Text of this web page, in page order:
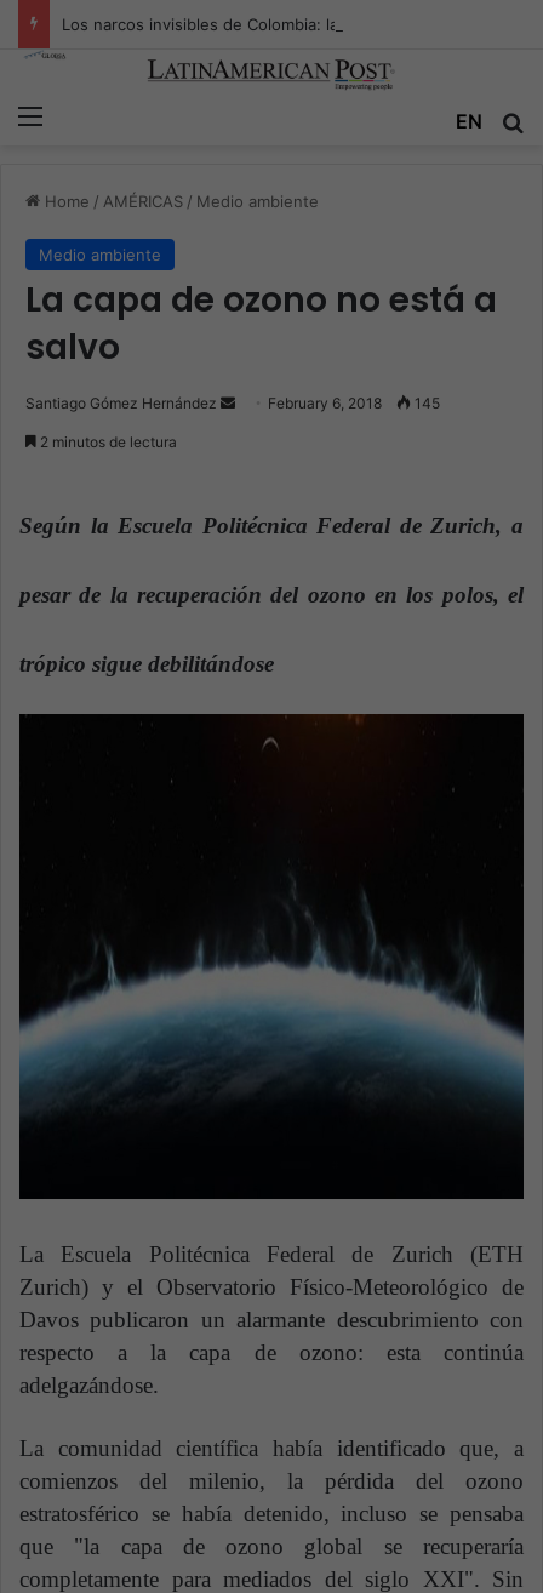
EN
Home / AMÉRICAS / Medio ambiente
Medio ambiente
La capa de ozono no está a
salvo
Santiago Gómez Hernández
a
m
i
February 6, 2018 145
2 minutos de lectura
Según la Escuela Politécnica Federal de Zurich, a
pesar de la recuperación del ozono en los polos, el
trópico sigue debilitándose
La Escuela Politécnica Federal de Zurich (ETH
Zurich) y el Observatorio Físico-Meteorológico de
Davos publicaron un alarmante descubrimiento con
respecto a la capa de ozono: esta continúa
adelgazándose.
La comunidad científica había identificado que, a
comienzos del milenio, la pérdida del ozono
estratosférico se había detenido, incluso se pensaba
que "la capa de ozono global se recuperaría
completamente para mediados del siglo XXI". Sin